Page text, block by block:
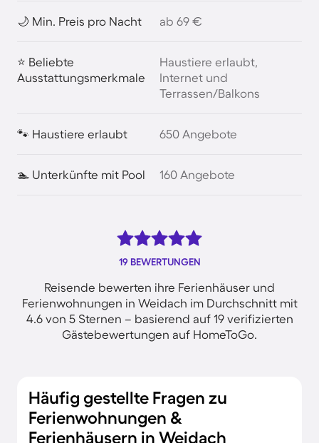
🌙 Min. Preis pro Nacht ab 69 €
⭐ Beliebte
Ausstattungsmerkmale
Haustiere erlaubt,
Internet und
Terrassen/Balkons
🐾 Haustiere erlaubt 650 Angebote
🏊 Unterkünfte mit Pool 160 Angebote
19 BEWERTUNGEN
Reisende bewerten ihre Ferienhäuser und
Ferienwohnungen in Weidach im Durchschnitt mit
4.6 von 5 Sternen – basierend auf 19 verifizierten
Gästebewertungen auf HomeToGo.
Häufig gestellte Fragen zu
Ferienwohnungen &
Ferienhäusern in Weidach